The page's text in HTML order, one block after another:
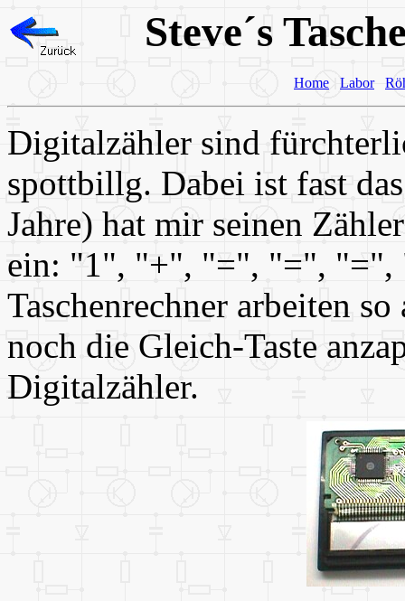
Steve´s
Home Labor
Digitalzähler sind
spottbillg. Dabei ist fast
Jahre) hat mir seinen
ein: "1", "+", "=", "=", "=",
Taschenrechner arbeiten
noch die Gleich-Taste
Digitalzähler.